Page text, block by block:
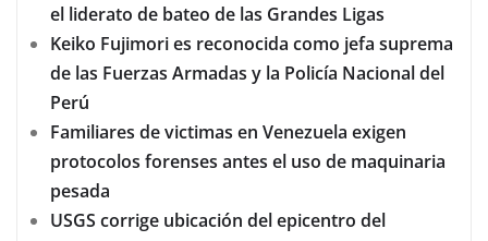
el liderato de bateo de las Grandes Ligas
Keiko Fujimori es reconocida como jefa suprema
de las Fuerzas Armadas y la Policía Nacional del
Perú
Familiares de victimas en Venezuela exigen
protocolos forenses antes el uso de maquinaria
pesada
USGS corrige ubicación del epicentro del